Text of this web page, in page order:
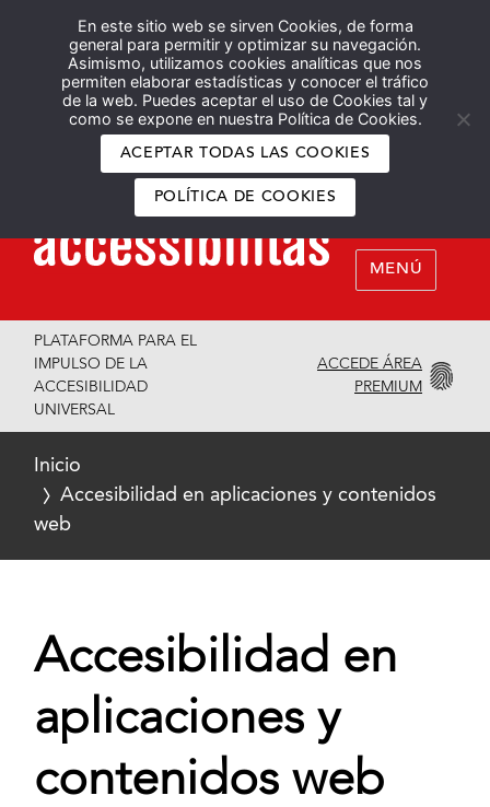
En este sitio web se sirven Cookies, de forma
general para permitir y optimizar su navegación.
Asimismo, utilizamos cookies analíticas que nos
permiten elaborar estadísticas y conocer el tráfico
de la web. Puedes aceptar el uso de Cookies tal y
como se expone en nuestra Política de Cookies.
ACEPTAR TODAS LAS COOKIES
POLÍTICA DE COOKIES
Español English
MENÚ
PLATAFORMA PARA EL
IMPULSO DE LA
ACCESIBILIDAD
UNIVERSAL
ACCEDE ÁREA
PREMIUM
Inicio
Accesibilidad en aplicaciones y contenidos
web
Accesibilidad en
aplicaciones y
contenidos web